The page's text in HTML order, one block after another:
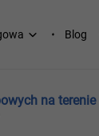
Blog
na terenie